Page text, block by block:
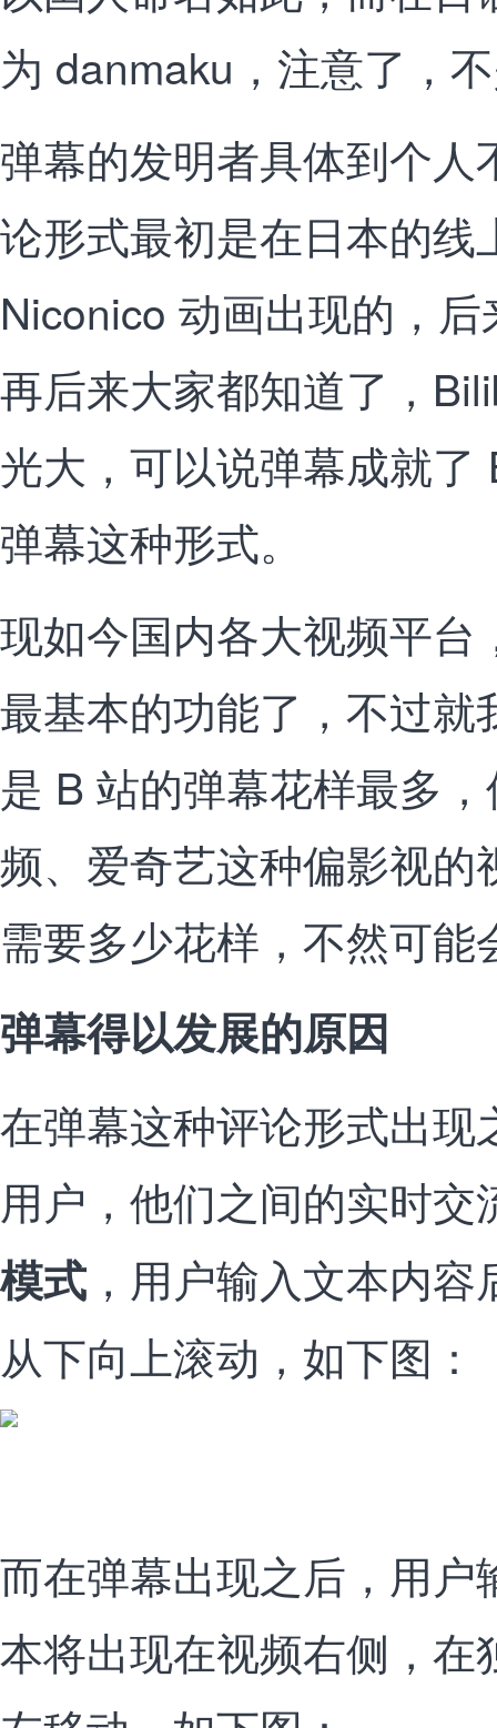
为 danmaku，注意了，
弹幕的发明者具体到个
论形式最初是在日本的线
Niconico 动画出现的，
再后来大家都知道了，
光大，可以说弹幕成就
弹幕这种形式。
现如今国内各大视频平台
最基本的功能了，不过就
是 B 站的弹幕花样最多
频、爱奇艺这种偏影视的
需要多少花样，不然可能
弹幕得以发展的原因
在弹幕这种评论形式出现
用户，他们之间的实时交
模式 ，用户输入文本内
从下向上滚动，如下图：
而在弹幕出现之后，用户
本将出现在视频右侧，在